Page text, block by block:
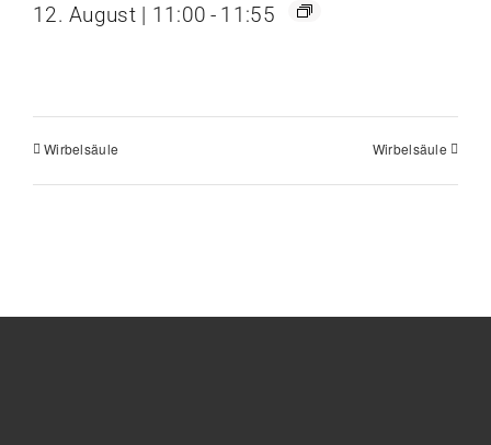
12. August | 11:00 - 11:55
Wirbelsäule Wirbelsäule